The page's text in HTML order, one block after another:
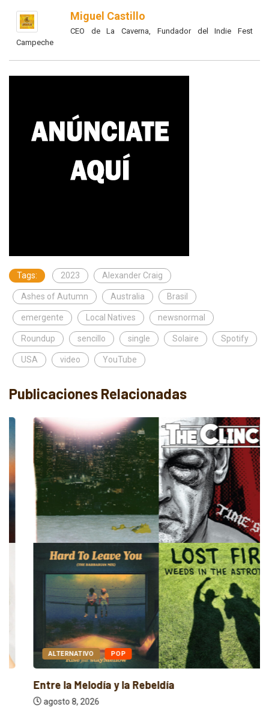
Miguel Castillo
CEO de La Caverna, Fundador del Indie Fest
Campeche
Tags: 2023 Alexander Craig
Ashes of Autumn Australia Brasil
emergente Local Natives newsnormal
Roundup sencillo single Solaire Spotify
USA video YouTube
Publicaciones Relacionadas
ALTERNATIVO POP
Entre la Melodía y la Rebeldía
agosto 8, 2026